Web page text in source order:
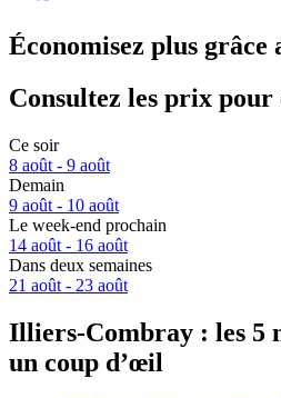
Économisez plus
Consultez les prix pour
Ce soir
8 août - 9 août
Demain
9 août - 10 août
Le week-end prochain
14 août - 16 août
Dans deux semaines
21 août - 23 août
Illiers-Combray : les 5
un coup d’œil